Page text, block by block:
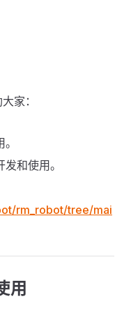
家：
和使用。
rm_robot/tree/mai
用